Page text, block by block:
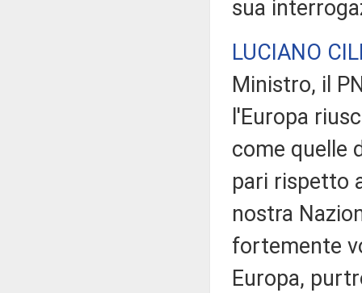
sua
LUCIANO
Ministro, il
l'Europa
come quelle
pari rispetto
nostra
fortemente
Europa,